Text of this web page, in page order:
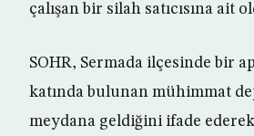
çalışan bir silah satıcısına ait
SOHR, Sermada ilçesinde bir
katında bulunan mühimmat
meydana geldiğini ifade